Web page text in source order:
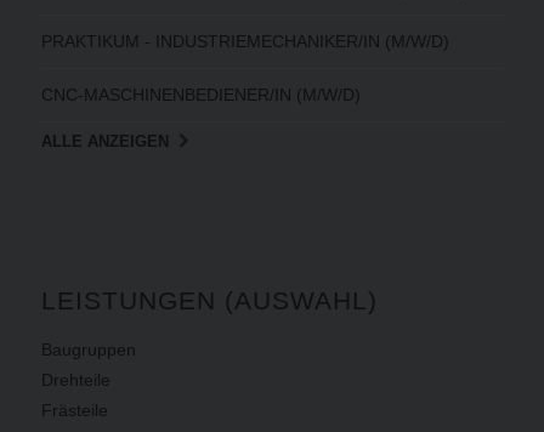
PRAKTIKUM - INDUSTRIEMECHANIKER/IN (M/W/D)
CNC-MASCHINENBEDIENER/IN (M/W/D)
ALLE ANZEIGEN
LEISTUNGEN (AUSWAHL)
Baugruppen
Drehteile
Frästeile